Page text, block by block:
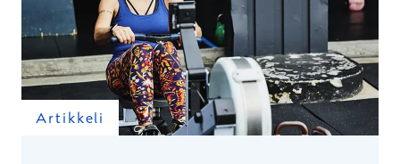
Artikkeli